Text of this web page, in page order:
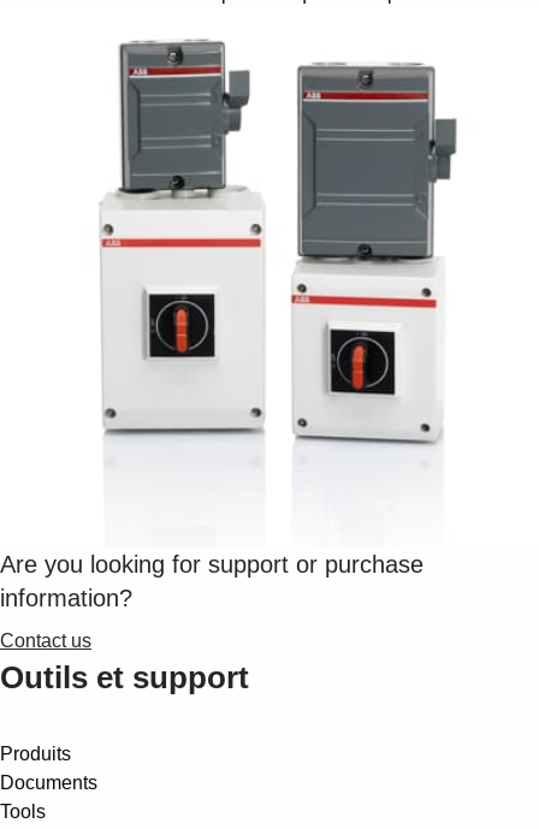
See more products
Are you looking for support or purchase
information?
Contact us
Outils et support
Produits
Documents
Tools